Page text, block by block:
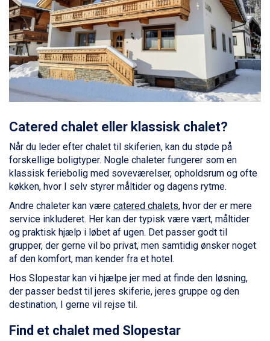
Val Thorens fra DKK 5.395
Cervinia fra DKK 5.295
Bad Hofgastein fra DKK 5.495
Passo Tonale fra DKK 3.795
Saalbach fra DKK 5.945
Sölden fra DKK 8.445
Champoluc fra DKK 3.795
Sestriere fra DKK 4.395
Ischgl fra DKK 7.095
Fieberbrunn fra DKK 6.145
St. Anton fra DKK 7.245
Zell am See fra DKK 4.095
Livigno fra DKK 4.145
Canazei fra DKK 4.745
Ponte di Legno fra DKK 4.745
Sauze dOulx fra DKK 4.045
Alleghe fra DKK 5.595
Bad Gastein fra DKK 4.195
Arabba fra DKK 7.045
Val Thorens fra DKK 5.395
Cervinia fra DKK 5.295
Bad Hofgastein fra DKK 5.495
Saalbach fra DKK 5.945
Catered chalet eller klassisk chalet?
Når du leder efter chalet til skiferien, kan du støde på
forskellige boligtyper. Nogle chaleter fungerer som en
klassisk feriebolig med soveværelser, opholdsrum og ofte
køkken, hvor I selv styrer måltider og dagens rytme.
Andre chaleter kan være catered chalets, hvor der er mere
service inkluderet. Her kan der typisk være vært, måltider
og praktisk hjælp i løbet af ugen. Det passer godt til
grupper, der gerne vil bo privat, men samtidig ønsker noget
af den komfort, man kender fra et hotel.
Hos Slopestar kan vi hjælpe jer med at finde den løsning,
der passer bedst til jeres skiferie, jeres gruppe og den
destination, I gerne vil rejse til.
Find et chalet med Slopestar